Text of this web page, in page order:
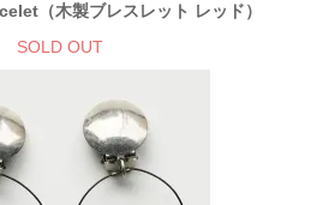
（木製ブレスレット レッド）
SOLD OUT